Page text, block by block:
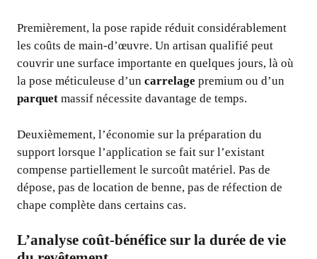
Premièrement, la pose rapide réduit considérablement
les coûts de main-d’œuvre. Un artisan qualifié peut
couvrir une surface importante en quelques jours, là où
la pose méticuleuse d’un carrelage premium ou d’un
parquet massif nécessite davantage de temps.
Deuxièmement, l’économie sur la préparation du
support lorsque l’application se fait sur l’existant
compense partiellement le surcoût matériel. Pas de
dépose, pas de location de benne, pas de réfection de
chape complète dans certains cas.
L’analyse coût-bénéfice sur la durée de vie